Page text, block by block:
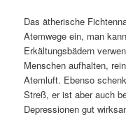
Das ätherische
Atemwege ein, man
Erkältungsbädern
Menschen aufhalten,
Atemluft. Ebenso
Streß, er ist aber auch
Depressionen gut